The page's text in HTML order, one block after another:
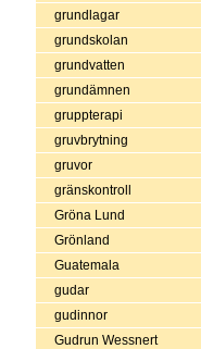
grundlagar
grundskolan
grundvatten
grundämnen
gruppterapi
gruvbrytning
gruvor
gränskontroll
Gröna Lund
Grönland
Guatemala
gudar
gudinnor
Gudrun Wessnert